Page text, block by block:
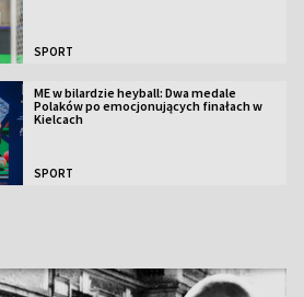
SPORT
ME w bilardzie heyball: Dwa medale
Polaków po emocjonujących finałach w
Kielcach
SPORT